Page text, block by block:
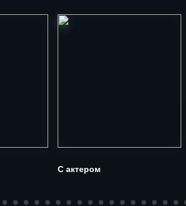
С актером